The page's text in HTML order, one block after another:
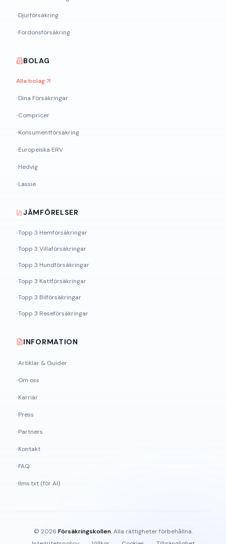
Djurförsäkring
Fordonsförsäkring
BOLAG
Alla bolag
Dina Försäkringar
Compricer
Konsumentförsäkring
Europeiska ERV
Hedvig
Lassie
JÄMFÖRELSER
Topp 3 Hemförsäkringar
Topp 3 Villaförsäkringar
Topp 3 Hundförsäkringar
Topp 3 Kattförsäkringar
Topp 3 Bilförsäkringar
Topp 3 Reseförsäkringar
INFORMATION
Artiklar & Guider
Om oss
Karriär
Press
Partners
Kontakt
FAQ
llms.txt (för AI)
© 2026 Försäkringskollen. Alla rättigheter förbehållna.